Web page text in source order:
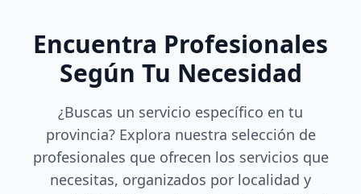
Encuentra Profesionales
Según Tu Necesidad
¿Buscas un servicio específico en tu
provincia? Explora nuestra selección de
profesionales que ofrecen los servicios que
necesitas, organizados por localidad y